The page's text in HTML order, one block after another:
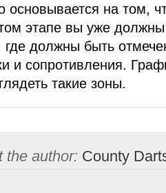
основывается на том,
этапе вы уже должны
должны быть
и сопротивления.
такие зоны.
the author: County